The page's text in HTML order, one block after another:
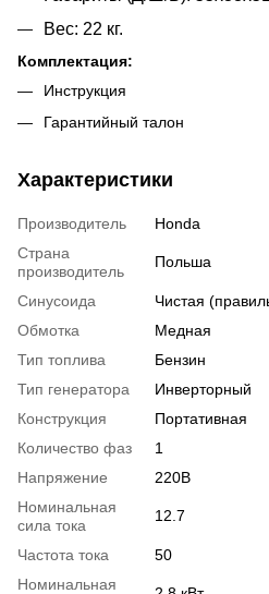
Вес: 22 кг.
Комплектация:
Инструкция
Гарантийный талон
Характеристики
Производитель
Honda
Страна
производитель
Польша
Синусоида
Чистая
Обмотка
Медная
Тип топлива
Бензин
Тип генератора
Инверторный
Конструкция
Портативная
Количество фаз
1
Напряжение
220В
Номинальная
сила тока
12.7
Частота тока
50
Номинальная